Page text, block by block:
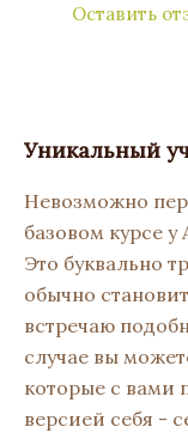
Оставить
Уникальный
Невозможно
базовом курсе у
Это буквально
обычно
встречаю
случае вы
которые с вами
версией себя -